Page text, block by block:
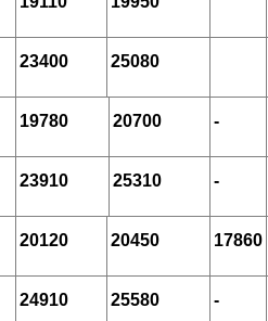
23400 25080
19780 20700 -
23910 25310 -
20120 20450 17860
24910 25580 -